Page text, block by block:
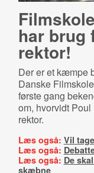
har brug
rektor!
Der er et kæmpe
Danske
første gang
om, hvorvidt
rektor.
Læs også: Vil
Læs også:
Læs også: De
skæbne